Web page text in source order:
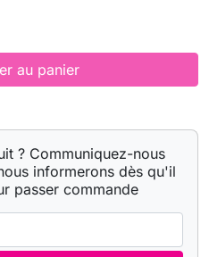
au panier
? Communiquez-nous
informerons dès qu'il
passer commande